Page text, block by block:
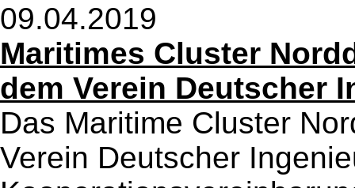
09.04.2019
Maritimes Cluster
dem Verein Deutscher
Das Maritime Cluster
Verein Deutscher